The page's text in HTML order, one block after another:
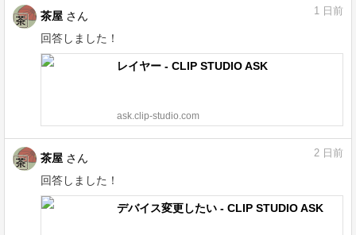
茶屋 さん
回答しました！
1 日前
レイヤー - CLIP STUDIO ASK
ask.clip-studio.com
茶屋 さん
回答しました！
2 日前
デバイス変更したい - CLIP STUDIO ASK